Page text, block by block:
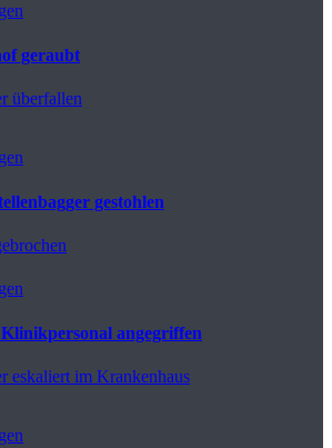
geraubt
überfallen
gestohlen
angegriffen
eskaliert im Krankenhaus